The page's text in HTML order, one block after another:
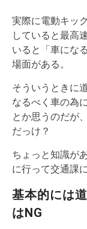
実際に電動キッ
していると最高
いると「車にな
場面がある。
そういうときに
なるべく車の為
とか思うのだが
だっけ？
ちょっと知識が
に行って交通課
基本的には
はNG